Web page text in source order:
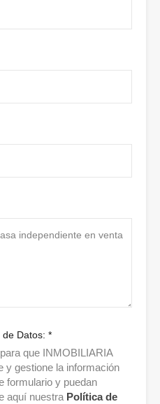
Datos: *
que INMOBILIARIA
y gestione la información
formulario y puedan
aquí nuestra Política de